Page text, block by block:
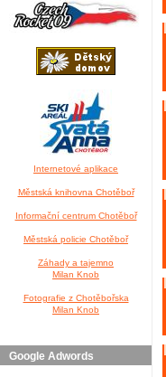
Internetové aplikace
Městská knihovna Chotěboř
Informační centrum Chotěboř
Městská policie Chotěboř
Záhady a tajemno
Milan Knob
Fotografie z Chotěbořska
Milan Knob
Google Adwords